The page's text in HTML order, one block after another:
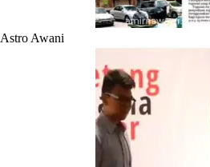
Astro Awani